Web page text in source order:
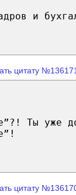
и
цитату №136171
Ты уже
цитату